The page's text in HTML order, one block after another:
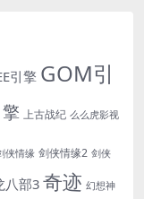
引擎 GOM引
上古战纪 么么虎影视
侠情缘 剑侠情缘2 剑侠
八部3奇迹 幻想神